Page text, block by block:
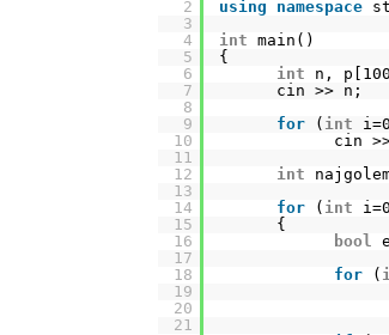
2
3
4
5
6
7
8
9
10
11
12
13
14
15
16
17
18
19
20
21
using
namespace
int main()
{
int
n,
cin >> n;
for
( int
cin
int
for
( int
{
bool
for
(